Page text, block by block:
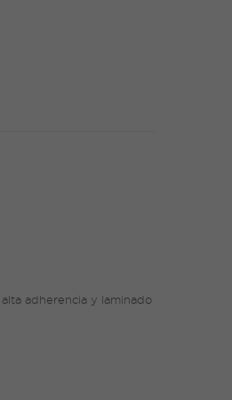
adherencia y laminado